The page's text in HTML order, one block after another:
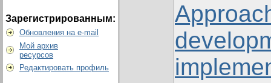
Зарегистрированным:
Обновления на e-mail
Мой архив
ресурсов
Редактировать профиль